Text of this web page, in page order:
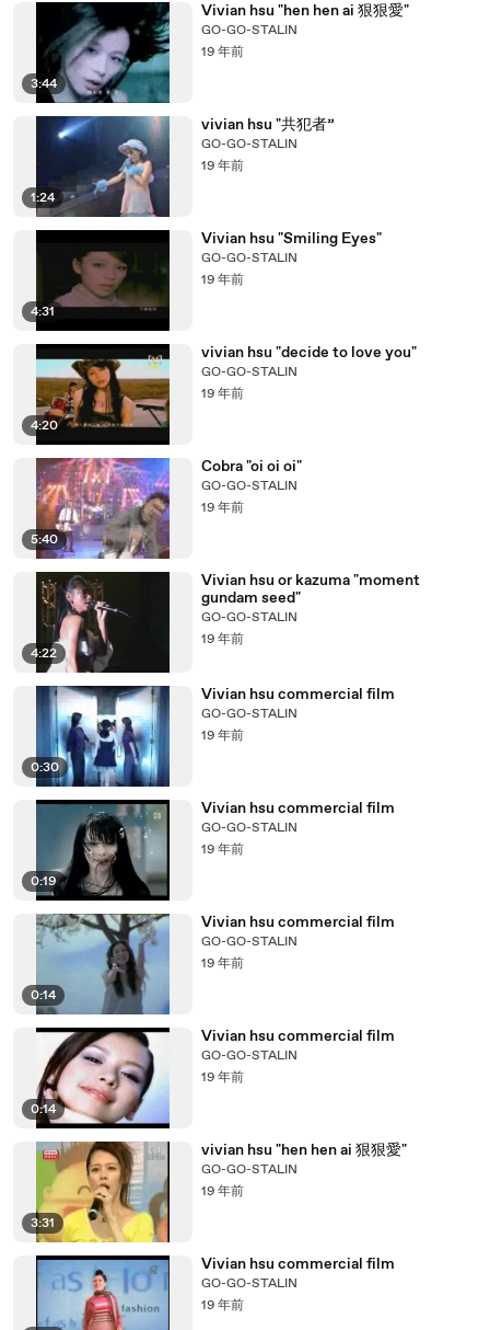
3:44
Vivian hsu "hen hen ai 狠狠愛"
GO-GO-STALIN
19 年前
1:24
vivian hsu "共犯者”
GO-GO-STALIN
19 年前
4:31
Vivian hsu "Smiling Eyes"
GO-GO-STALIN
19 年前
4:20
vivian hsu "decide to love you"
GO-GO-STALIN
19 年前
5:40
Cobra "oi oi oi"
GO-GO-STALIN
19 年前
4:22
Vivian hsu or kazuma "moment
gundam seed"
GO-GO-STALIN
19 年前
0:30
Vivian hsu commercial film
GO-GO-STALIN
19 年前
0:19
Vivian hsu commercial film
GO-GO-STALIN
19 年前
0:14
Vivian hsu commercial film
GO-GO-STALIN
19 年前
0:14
Vivian hsu commercial film
GO-GO-STALIN
19 年前
3:31
vivian hsu "hen hen ai 狠狠愛"
GO-GO-STALIN
19 年前
Vivian hsu commercial film
GO-GO-STALIN
19 年前